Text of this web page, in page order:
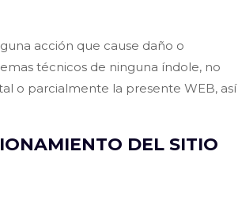
acción que cause daño o
técnicos de ninguna índole, no
o parcialmente la presente WEB, así
DEL SITIO